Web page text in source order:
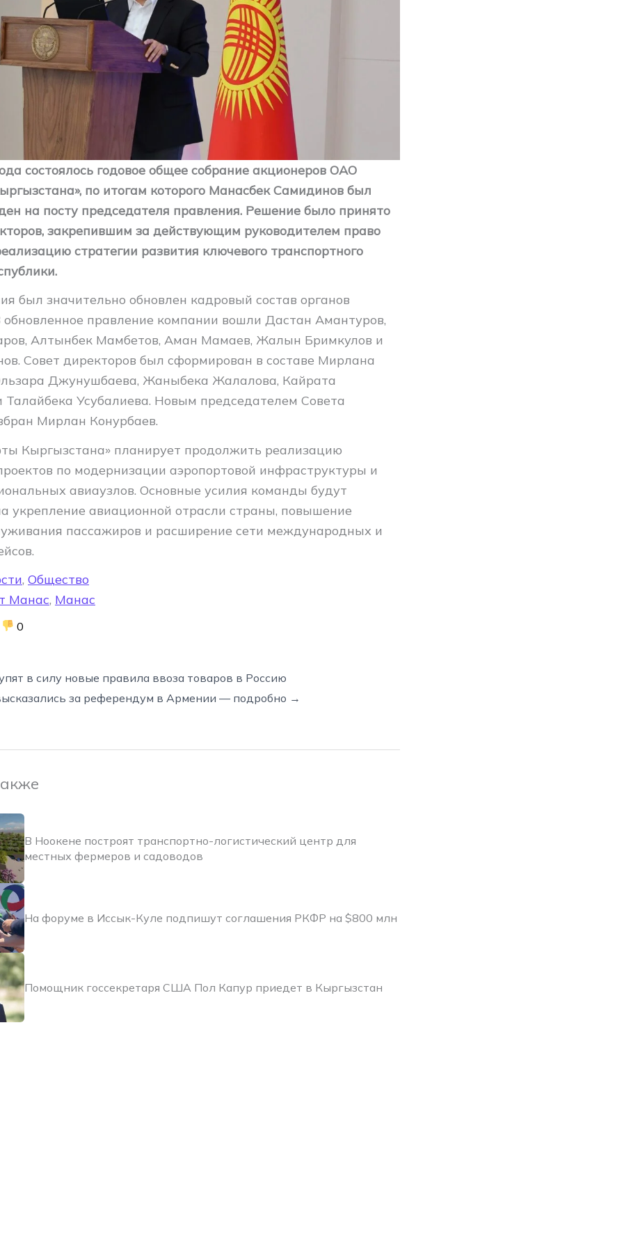
состоялось годовое общее собрание акционеров ОАО
по итогам которого Манасбек Самидинов был
на посту председателя правления. Решение было принято
закрепившим за действующим руководителем право
стратегии развития ключевого транспортного
был значительно обновлен кадровый состав органов
обновленное правление компании вошли Дастан Амантуров,
Алтынбек Мамбетов, Аман Мамаев, Жалын Бримкулов и
Совет директоров был сформирован в составе Мирлана
Джунушбаева, Жаныбека Жалалова, Кайрата
Усубалиева. Новым председателем Совета
Мирлан Конурбаев.
Кыргызстана» планирует продолжить реализацию
по модернизации аэропортовой инфраструктуры и
авиаузлов. Основные усилия команды будут
укрепление авиационной отрасли страны, повышение
пассажиров и расширение сети международных и
, Общество
Манас, Манас
0
в силу новые правила ввоза товаров в Россию
за референдум в Армении — подробно →
В Ноокене построят транспортно-логистический центр для
местных фермеров и садоводов
На форуме в Иссык-Куле подпишут соглашения РКФР на $800 млн
Помощник госсекретаря США Пол Капур приедет в Кыргызстан